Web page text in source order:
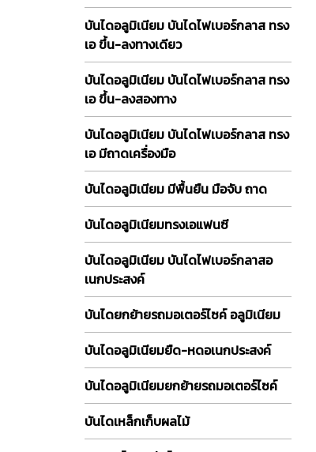
บันไดอลูมิเนียม บันไดไฟเบอร์กลาส ทรง
เอ ขึ้น-ลงทางเดียว
บันไดอลูมิเนียม บันไดไฟเบอร์กลาส ทรง
เอ ขึ้น-ลงสองทาง
บันไดอลูมิเนียม บันไดไฟเบอร์กลาส ทรง
เอ มีถาดเครื่องมือ
บันไดอลูมิเนียม มีพื้นยืน มือจับ ถาด
บันไดอลูมิเนียมทรงเอแฟนซี
บันไดอลูมิเนียม บันไดไฟเบอร์กลาสอ
เนกประสงค์
บันไดยกย้ายรถมอเตอร์ไซค์ อลูมิเนียม
บันไดอลูมิเนียมยืด-หดอเนกประสงค์
บันไดอลูมิเนียมยกย้ายรถมอเตอร์ไซค์
บันไดเหล็กเก็บผลไม้